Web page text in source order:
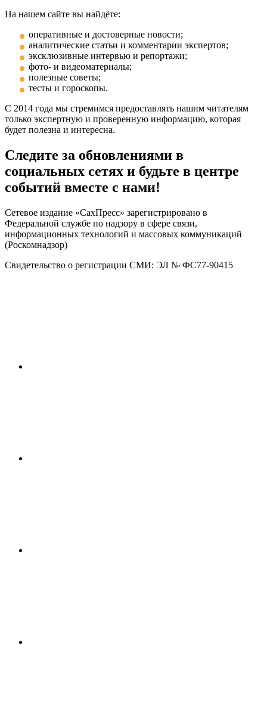
На нашем сайте вы найдёте:
оперативные и достоверные новости;
аналитические статьи и комментарии экспертов;
эксклюзивные интервью и репортажи;
фото- и видеоматериалы;
полезные советы;
тесты и гороскопы.
С 2014 года мы стремимся предоставлять нашим читателям
только экспертную и проверенную информацию, которая
будет полезна и интересна.
Следите за обновлениями в
социальных сетях и будьте в центре
событий вместе с нами!
Сетевое издание «СахПресс» зарегистрировано в
Федеральной службе по надзору в сфере связи,
информационных технологий и массовых коммуникаций
(Роскомнадзор)
Свидетельство о регистрации СМИ: ЭЛ № ФС77-90415